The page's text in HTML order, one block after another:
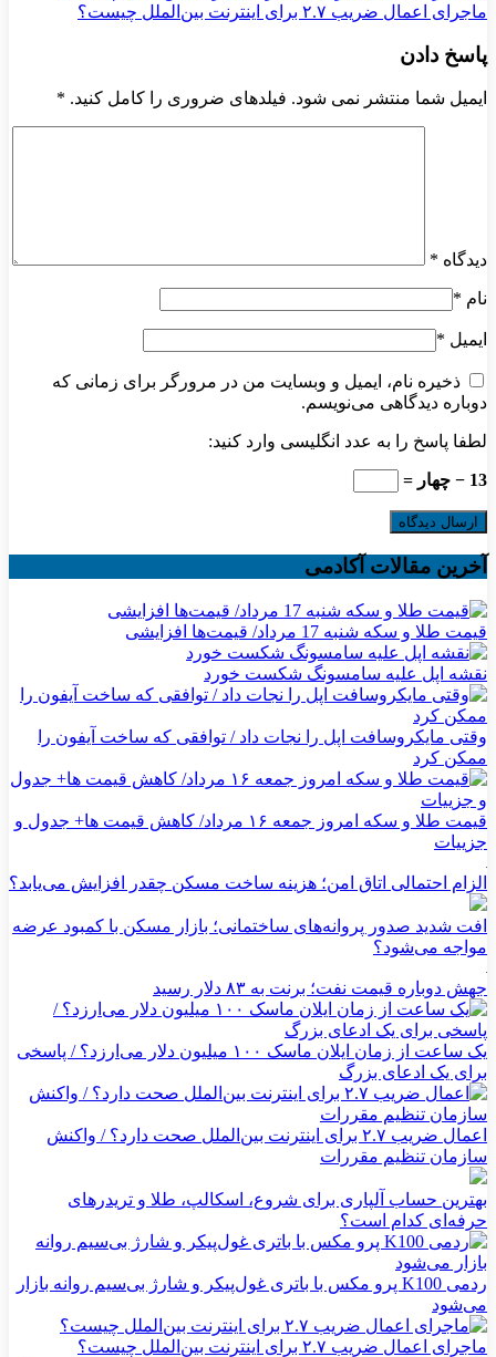
ماجرای اعمال ضریب ۲.۷ برای اینترنت بین‌الملل چیست؟
پاسخ دادن
ایمیل شما منتشر نمی شود. فیلدهای ضروری را کامل کنید. *
دیدگاه *
نام *
ایمیل *
ذخیره نام، ایمیل و وبسایت من در مرورگر برای زمانی که
دوباره دیدگاهی می‌نویسم.
لطفا پاسخ را به عدد انگلیسی وارد کنید:
13 − چهار =
آخرین مقالات آکادمی
قیمت طلا و سکه شنبه 17 مرداد/ قیمت‌ها افزایشی
نقشه اپل علیه سامسونگ شکست خورد
وقتی مایکروسافت اپل را نجات داد / توافقی که ساخت آیفون را
ممکن کرد
قیمت طلا و سکه امروز جمعه ۱۶ مرداد/ کاهش قیمت ها+ جدول و
جزییات
الزام احتمالی اتاق امن؛ هزینه ساخت مسکن چقدر افزایش می‌یابد؟
افت شدید صدور پروانه‌های ساختمانی؛ بازار مسکن با کمبود عرضه
مواجه می‌شود؟
جهش دوباره قیمت نفت؛ برنت به ۸۳ دلار رسید
یک ساعت از زمان ایلان ماسک ۱۰۰ میلیون دلار می‌ارزد؟ / پاسخی
برای یک ادعای بزرگ
اعمال ضریب ۲.۷ برای اینترنت بین‌الملل صحت دارد؟ / واکنش
سازمان تنظیم مقررات
بهترین حساب آلپاری برای شروع، اسکالپ، طلا و تریدرهای
حرفه‌ای کدام است؟
ردمی K100 پرو مکس با باتری غول‌پیکر و شارژ بی‌سیم روانه بازار
می‌شود
ماجرای اعمال ضریب ۲.۷ برای اینترنت بین‌الملل چیست؟